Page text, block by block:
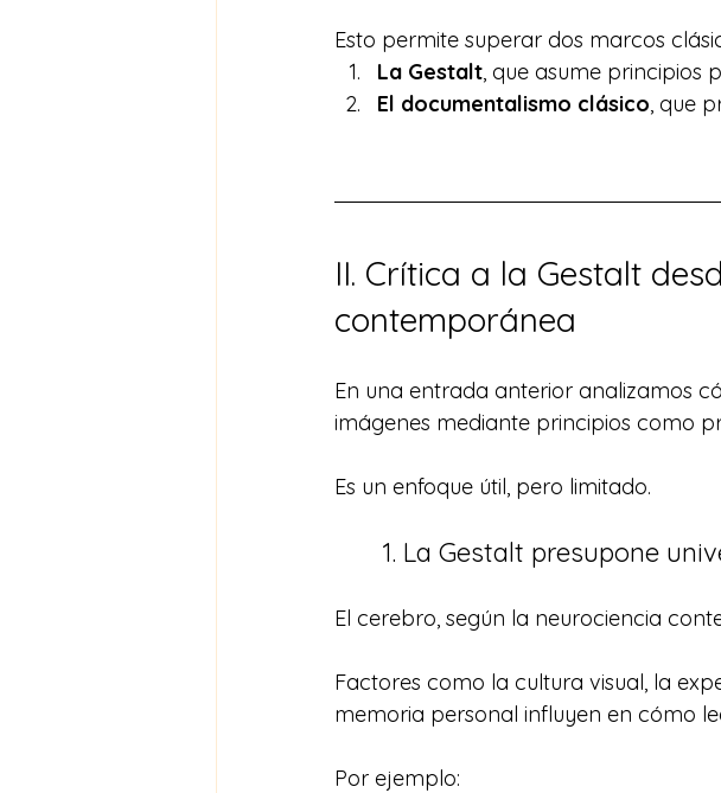
Esto permite superar dos marcos
La Gestalt, que asume principios
El documentalismo clásico, que
II. Crítica a la Gestalt
contemporánea
En una entrada anterior analizamos
imágenes mediante principios como
Es un enfoque útil, pero limitado.
1. La Gestalt presupone
El cerebro, según la neurociencia
Factores como la cultura visual, la
memoria personal influyen en cómo
Por ejemplo: